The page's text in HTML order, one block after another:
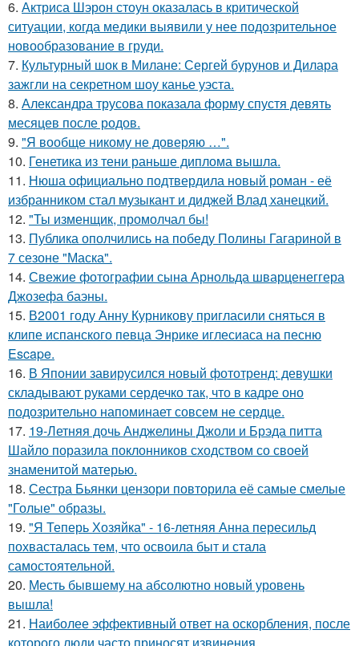
6. Актриса Шэрон стоун оказалась в критической
ситуации, когда медики выявили у нее подозрительное
новообразование в груди.
7. Культурный шок в Милане: Сергей бурунов и Дилара
зажгли на секретном шоу канье уэста.
8. Александра трусова показала форму спустя девять
месяцев после родов.
9. "Я вообще никому не доверяю …".
10. Генетика из тени раньше диплома вышла.
11. Нюша официально подтвердила новый роман - её
избранником стал музыкант и диджей Влад ханецкий.
12. "Ты изменщик, промолчал бы!
13. Публика ополчились на победу Полины Гагариной в
7 сезоне "Маска".
14. Свежие фотографии сына Арнольда шварценеггера
Джозефа баэны.
15. В2001 году Анну Курникову пригласили сняться в
клипе испанского певца Энрике иглесиаса на песню
Escape.
16. В Японии завирусился новый фототренд: девушки
складывают руками сердечко так, что в кадре оно
подозрительно напоминает совсем не сердце.
17. 19-Летняя дочь Анджелины Джоли и Брэда питта
Шайло поразила поклонников сходством со своей
знаменитой матерью.
18. Сестра Бьянки цензори повторила её самые смелые
"Голые" образы.
19. "Я Теперь Хозяйка" - 16-летняя Анна пересильд
похвасталась тем, что освоила быт и стала
самостоятельной.
20. Месть бывшему на абсолютно новый уровень
вышла!
21. Наиболее эффективный ответ на оскорбления, после
которого люди часто приносят извинения.